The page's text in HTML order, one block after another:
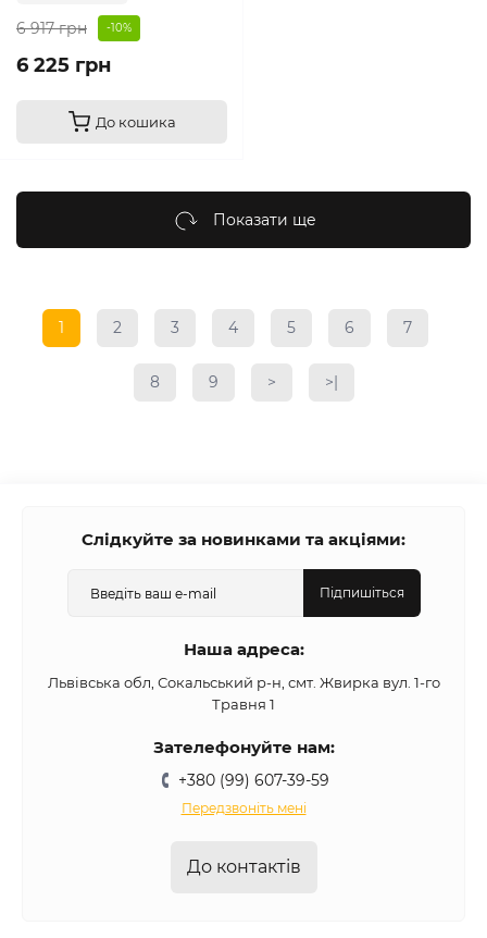
6 917 грн
-10%
6 225 грн
До кошика
Показати ще
1 2 3 4 5 6 7
8 9 > >|
Слідкуйте за новинками та акціями:
Підпишіться
Наша адреса:
Львівська обл, Сокальський р-н, смт. Жвирка вул. 1-го
Травня 1
Зателефонуйте нам:
+380 (99) 607-39-59
Передзвоніть мені
До контактів